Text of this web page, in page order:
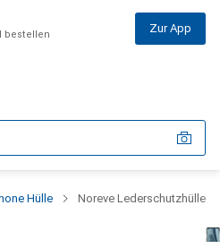
bestellen Zur App
Hülle Noreve Lederschutzhülle